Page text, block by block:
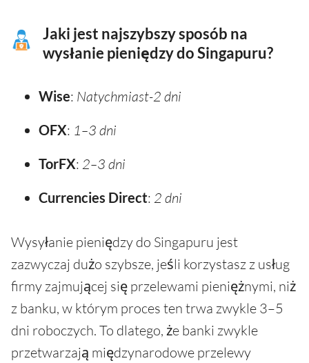
Jaki jest najszybszy sposób na
wysłanie pieniędzy do Singapuru?
Wise: Natychmiast-2 dni
OFX: 1–3 dni
TorFX: 2–3 dni
Currencies Direct: 2 dni
Wysyłanie pieniędzy do Singapuru jest
zazwyczaj dużo szybsze, jeśli korzystasz z usług
firmy zajmującej się przelewami pieniężnymi, niż
z banku, w którym proces ten trwa zwykle 3–5
dni roboczych. To dlatego, że banki zwykle
przetwarzają międzynarodowe przelewy